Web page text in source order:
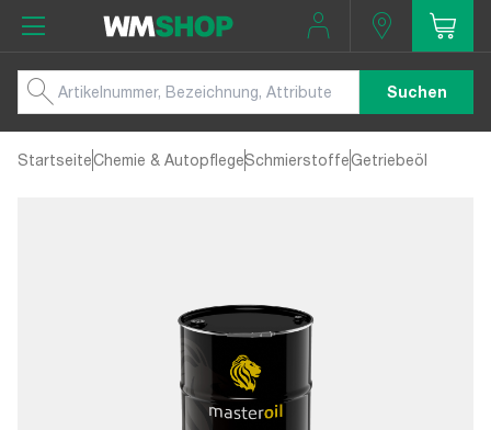
Suchen
StartseiteChemie & AutopflegeSchmierstoffeGetriebeöl